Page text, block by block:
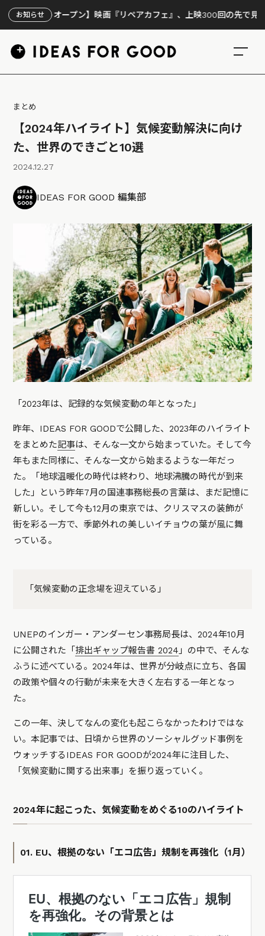
お知らせ
トオープン】映画『リペアカフェ』、上映300回の先で見えてきたこ
まとめ
【2024年ハイライト】気候変動解決に向け
た、世界のできごと10選
2024.12.27
IDEAS FOR GOOD 編集部
「2023年は、記録的な気候変動の年となった」
昨年、IDEAS FOR GOODで公開した、2023年のハイライト
をまとめた記事は、そんな一文から始まっていた。そして今
年もまた同様に、そんな一文から始まるような一年だっ
た。
「地球温暖化の時代は終わり、地球沸騰の時代が到来
した」
という昨年7月の国連事務総長の言葉は、まだ記憶に
新しい。そして今も12月の東京では、クリスマスの装飾が
街を彩る一方で、季節外れの美しいイチョウの葉が風に舞
っている。
「気候変動の正念場を迎えている」
UNEPのインガー・アンダーセン事務局長は、2024年10月
に公開された「 排出ギャップ報告書 2024 」の中で、そんな
ふうに述べている。2024年は、世界が分岐点に立ち、各国
の政策や個々の行動が未来を大きく左右する一年となっ
た。
この一年、決してなんの変化も起こらなかったわけではな
い。本記事では、日頃から世界のソーシャルグッド事例を
ウォッチするIDEAS FOR GOODが2024年に注目した、
「気候変動に関する出来事」を振り返っていく。
2024年に起こった、気候変動をめぐる10のハイライト
01. EU、根拠のない「エコ広告」規制を再強化（1月）